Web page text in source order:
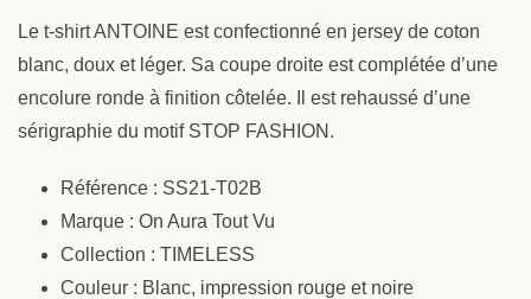
Le t-shirt ANTOINE est confectionné en jersey de coton
blanc, doux et léger. Sa coupe droite est complétée d’une
encolure ronde à finition côtelée. Il est rehaussé d’une
sérigraphie du motif STOP FASHION.
Référence : SS21-T02B
Marque : On Aura Tout Vu
Collection : TIMELESS
Couleur : Blanc, impression rouge et noire